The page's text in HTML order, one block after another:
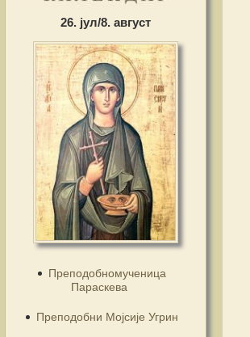
26. јул/8. август
Преподобномученица
Параскева
Преподобни Мојсије Угрин